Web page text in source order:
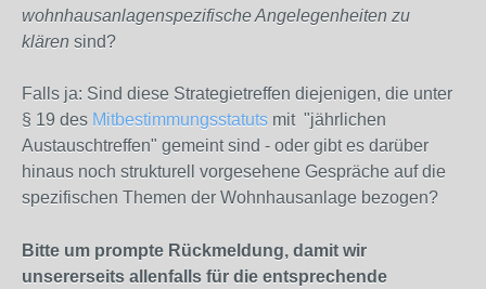
wohnhausanlagenspezifische Angelegenheiten zu
klären sind?
Falls ja: Sind diese Strategietreffen diejenigen, die unter
§ 19 des Mitbestimmungsstatuts mit "jährlichen
Austauschtreffen" gemeint sind - oder gibt es darüber
hinaus noch strukturell vorgesehene Gespräche auf die
spezifischen Themen der Wohnhausanlage bezogen?
Bitte um prompte Rückmeldung, damit wir
unsererseits allenfalls für die entsprechende